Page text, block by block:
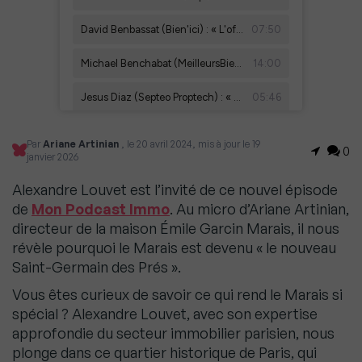
Par Ariane Artinian , le 20 avril 2024, mis à jour le 19
janvier 2026
0
Alexandre Louvet est l’invité de ce nouvel épisode
de Mon Podcast Immo. Au micro d’Ariane Artinian,
directeur de la maison Émile Garcin Marais, il nous
révèle pourquoi le Marais est devenu « le nouveau
Saint-Germain des Prés ».
Vous êtes curieux de savoir ce qui rend le Marais si
spécial ? Alexandre Louvet, avec son expertise
approfondie du secteur immobilier parisien, nous
plonge dans ce quartier historique de Paris, qui